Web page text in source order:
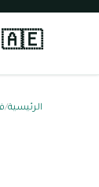
🇦🇪
الرئيسية/